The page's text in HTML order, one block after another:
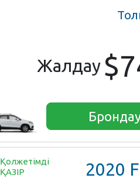
Жалдау
Қолжетімді
ҚАЗІР
2020